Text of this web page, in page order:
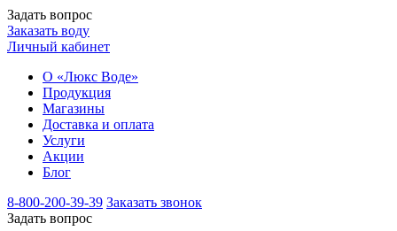
Задать вопрос
Заказать воду
Личный кабинет
О «Люкс Воде»
Продукция
Магазины
Доставка и оплата
Услуги
Акции
Блог
8-800-200-39-39 Заказать звонок
Задать вопрос